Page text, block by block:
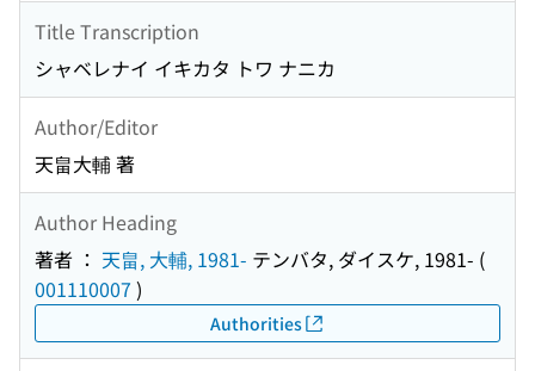
Title Transcription
シャベレナイ イキカタ トワ ナニカ
Author/Editor
天畠大輔 著
Author Heading
著者 ： 天畠, 大輔, 1981- テンバタ, ダイスケ, 1981- (
001110007 )
Authorities